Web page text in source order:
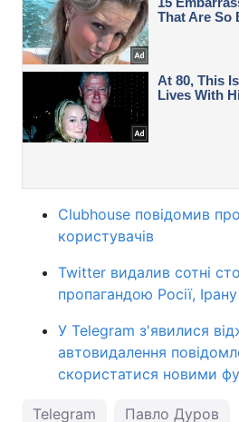
Clubhouse повідомив
користувачів
Twitter видалив сотні
пропагандою Росії, Ірану
У Telegram з'явилися
автовидалення
скористатися новими
Telegram Павло Дуров